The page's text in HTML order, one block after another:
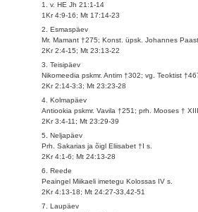
1. v. HE Jh 21:1-14
1Kr 4:9-16; Mt 17:14-23
2. Esmaspäev
Mr. Mamant †275; Konst. üpsk. Johannes
2Kr 2:4-15; Mt 23:13-22
3. Teisipäev
Nikomeedia pskmr. Antim †302; vg. Teoktist
2Kr 2:14-3:3; Mt 23:23-28
4. Kolmapäev
Antiookia pskmr. Vavila †251; prh. Mooses †
2Kr 3:4-11; Mt 23:29-39
5. Neljapäev
Prh. Sakarias ja õigl Eliisabet †I s.
2Kr 4:1-6; Mt 24:13-28
6. Reede
Peaingel Miikaeli imetegu Kolossas IV s.
2Kr 4:13-18; Mt 24:27-33,42-51
7. Laupäev